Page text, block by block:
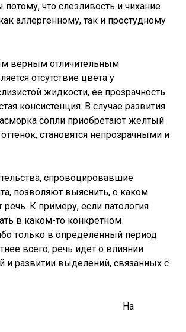
потому, что слезливость и чихание
аллергенному, так и простудному
верным отличительным
отсутствие цвета у
жидкости, ее прозрачность
консистенция. В случае развития
сопли приобретают желтый
становятся непрозрачными и
спровоцировавшие
позволяют выяснить, о каком
речь. К примеру, если патология
в каком-то конкретном
только в определенный период
всего, речь идет о влиянии
и развитии выделений, связанных с
На